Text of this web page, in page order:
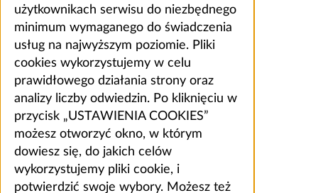
użytkownikach serwisu do niezbędnego
minimum wymaganego do świadczenia
usług na najwyższym poziomie. Pliki
cookies wykorzystujemy w celu
prawidłowego działania strony oraz
analizy liczby odwiedzin. Po kliknięciu w
przycisk „USTAWIENIA COOKIES”
możesz otworzyć okno, w którym
dowiesz się, do jakich celów
wykorzystujemy pliki cookie, i
potwierdzić swoje wybory. Możesz też